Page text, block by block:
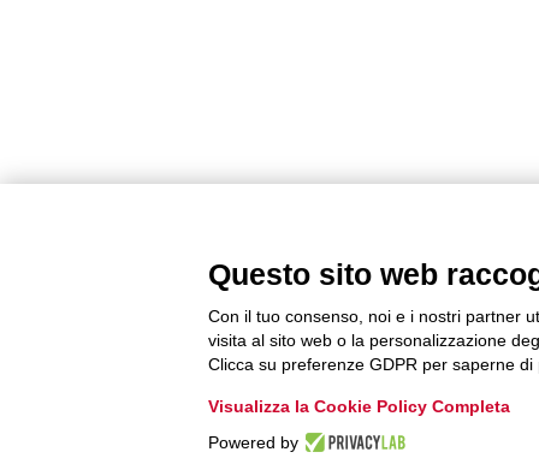
Questo sito web
Con il tuo consenso, noi e i nostri partner
visita al sito web o la personalizzazione
Clicca su preferenze GDPR per saperne di
Visualizza la Cookie Policy Completa
Powered by